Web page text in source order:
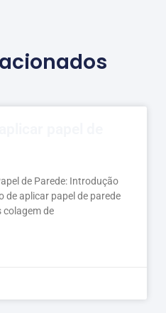
de Parede: Introdução
de aplicar papel de parede
colagem de